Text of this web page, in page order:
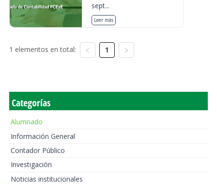
sept...
Leer más
1 elementos en total: 1
Categorías
Alumnado
Información General
Contador Público
Investigación
Noticias institucionales